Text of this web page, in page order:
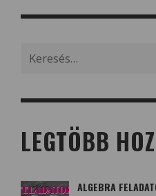
LEGTÖBB
ALGEBRA